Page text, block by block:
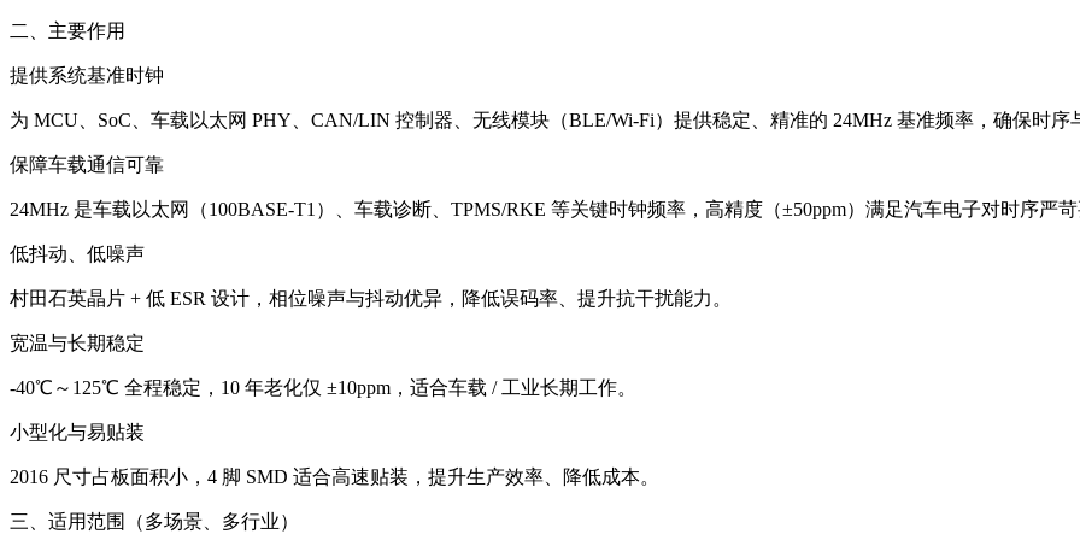
二、主要作用
提供系统基准时钟
为 MCU、SoC、车载以太网 PHY、CAN/LIN 控制器、无线模块（BLE/Wi‑Fi）提供稳定、精准的 24MHz 基准频率，确保时序
保障车载通信可靠
24MHz 是车载以太网（100BASE‑T1）、车载诊断、TPMS/RKE 等关键时钟频率，高精度（±50ppm）满足汽车电子对时序严苛
低抖动、低噪声
村田石英晶片 + 低 ESR 设计，相位噪声与抖动优异，降低误码率、提升抗干扰能力。
宽温与长期稳定
‑40℃～125℃ 全程稳定，10 年老化仅 ±10ppm，适合车载 / 工业长期工作。
小型化与易贴装
2016 尺寸占板面积小，4 脚 SMD 适合高速贴装，提升生产效率、降低成本。
三、适用范围（多场景、多行业）